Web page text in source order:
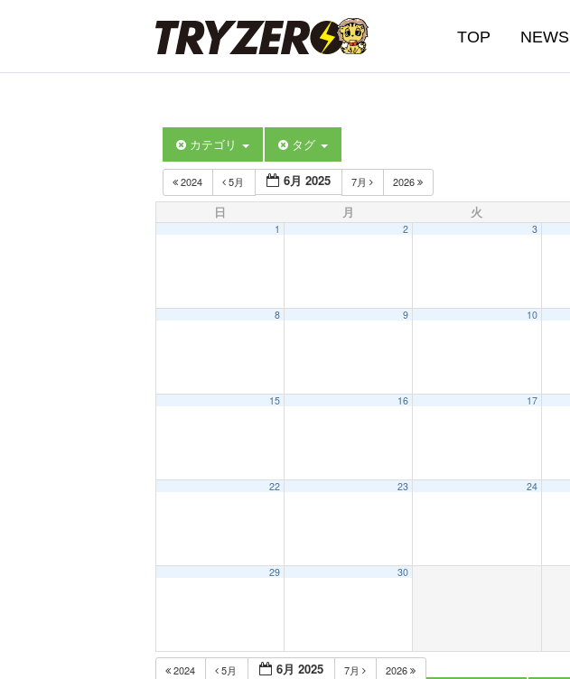
TOP NEWS
カテゴリ タグ
2024 5月 6月 2025 7月 2026
日 月 火
1 2 3
8 9 10
15 16 17
22 23 24
29 30
2024 5月 6月 2025 7月 2026